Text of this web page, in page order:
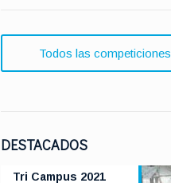
Todos las competiciones
DESTACADOS
Tri Campus 2021